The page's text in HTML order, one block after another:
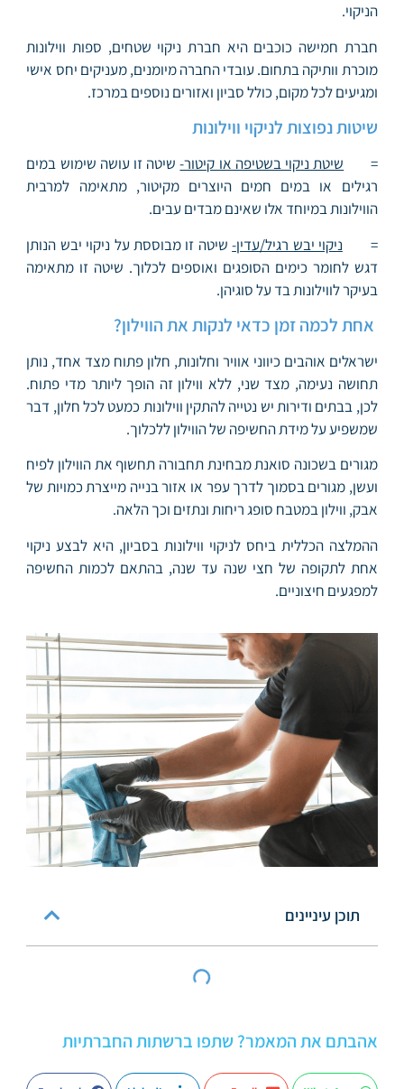
הניקוי.
חברת חמישה כוכבים היא חברת ניקוי שטחים, ספות ווילונות
מוכרת וותיקה בתחום. עובדי החברה מיומנים, מעניקים יחס אישי
ומגיעים לכל מקום, כולל סביון ואזורים נוספים במרכז.
שיטות נפוצות לניקוי ווילונות
= שיטת ניקוי בשטיפה או קיטור-שיטה זו עושה שימוש במים
רגילים או במים חמים היוצרים מקיטור, מתאימה למרבית
הווילונות במיוחד אלו שאינם מבדים עבים.
= ניקוי יבש רגיל/עדין-שיטה זו מבוססת על ניקוי יבש הנותן
דגש לחומר כימים הסופגים ואוספים לכלוך. שיטה זו מתאימה
בעיקר לווילונות בד על סוגיהן.
אחת לכמה זמן כדאי לנקות את הווילון?
ישראלים אוהבים כיווני אוויר וחלונות, חלון פתוח מצד אחד, נותן
תחושה נעימה, מצד שני, ללא ווילון זה הופך ליותר מדי פתוח.
לכן, בבתים ודירות יש נטייה להתקין ווילונות כמעט לכל חלון, דבר
שמשפיע על מידת החשיפה של הווילון ללכלוך.
מגורים בשכונה סואנת מבחינת תחבורה תחשוף את הווילון לפיח
ועשן, מגורים בסמוך לדרך עפר או אזור בנייה מייצרת כמויות של
אבק, ווילון במטבח סופג ריחות ונתזים וכך הלאה.
ההמלצה הכללית ביחס לניקוי ווילונות בסביון, היא לבצע ניקוי
אחת לתקופה של חצי שנה עד שנה, בהתאם לכמות החשיפה
למפגעים חיצוניים.
תוכן עיניינים
אהבתם את המאמר? שתפו ברשתות החברתיות